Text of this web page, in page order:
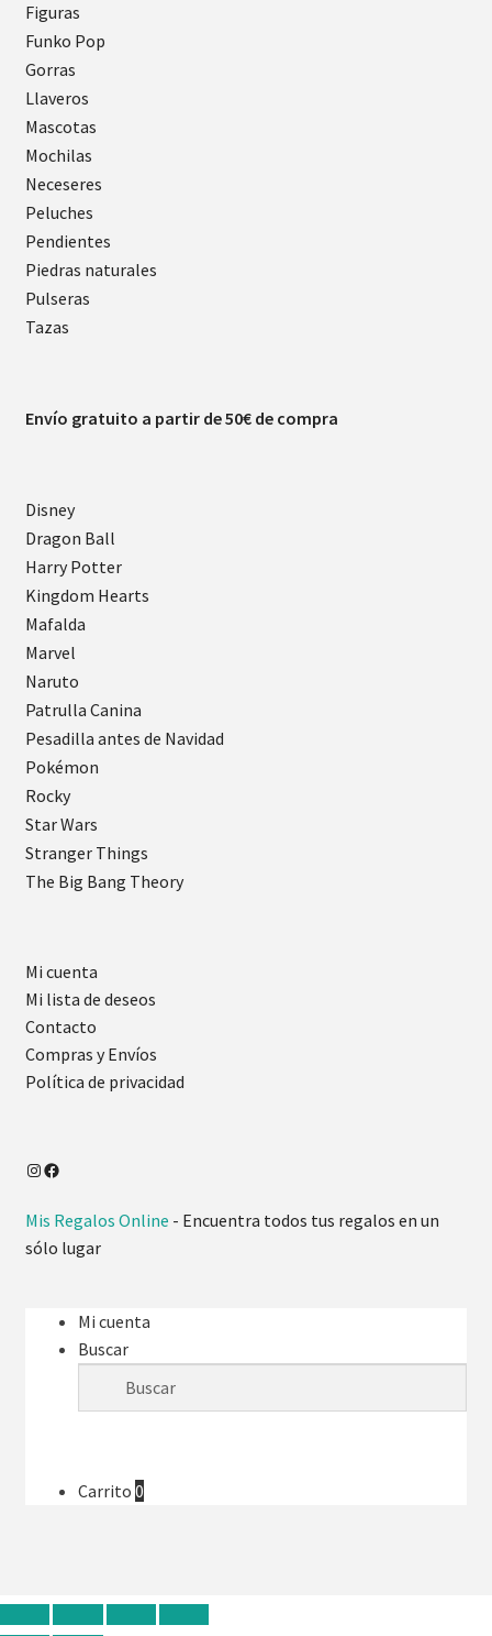
Figuras
Funko Pop
Gorras
Llaveros
Mascotas
Mochilas
Neceseres
Peluches
Pendientes
Piedras naturales
Pulseras
Tazas
Envío gratuito a partir de 50€ de compra
Disney
Dragon Ball
Harry Potter
Kingdom Hearts
Mafalda
Marvel
Naruto
Patrulla Canina
Pesadilla antes de Navidad
Pokémon
Rocky
Star Wars
Stranger Things
The Big Bang Theory
Mi cuenta
Mi lista de deseos
Contacto
Compras y Envíos
Política de privacidad
Instagram
Facebook
Mis Regalos Online - Encuentra todos tus regalos en un
sólo lugar
Mi cuenta
Buscar
Carrito 0